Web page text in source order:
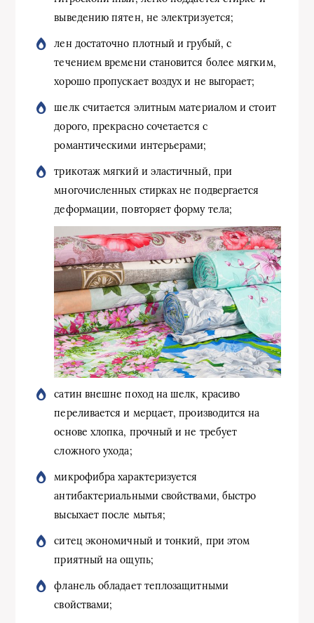
выведению пятен, не электризуется;
лен достаточно плотный и грубый, с
течением времени становится более мягким,
хорошо пропускает воздух и не выгорает;
шелк считается элитным материалом и стоит
дорого, прекрасно сочетается с
романтическими интерьерами;
трикотаж мягкий и эластичный, при
многочисленных стирках не подвергается
деформации, повторяет форму тела;
сатин внешне поход на шелк, красиво
переливается и мерцает, производится на
основе хлопка, прочный и не требует
сложного ухода;
микрофибра характеризуется
антибактериальными свойствами, быстро
высыхает после мытья;
ситец экономичный и тонкий, при этом
приятный на ощупь;
фланель обладает теплозащитными
свойствами;